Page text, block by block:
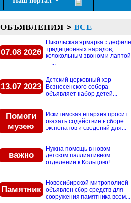
ОБЪЯВЛЕНИЯ > ВСЕ
07.08 2026
Никольская ярмарка с дефиле
традиционных нарядов,
колокольным звоном и лаптой
—...
13.07 2023
Детский церковный хор
Вознесенского собора
объявляет набор детей...
Помоги
музею
Искитимская епархия просит
оказать содействие в сборе
экспонатов и сведений для...
важно
Нужна помощь в новом
детском паллиативном
отделении в Кольцово!...
Памятник
Новосибирской митрополией
объявлен сбор средств для
сооружения памятника всем...